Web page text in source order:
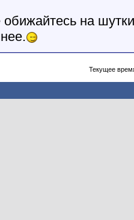
обижайтесь на
Текущее